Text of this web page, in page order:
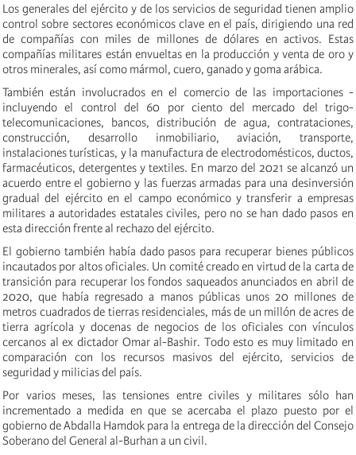
Los generales del ejército y de los servicios de seguridad tienen amplio
control sobre sectores económicos clave en el país, dirigiendo una red
de compañías con miles de millones de dólares en activos. Estas
compañías militares están envueltas en la producción y venta de oro y
otros minerales, así como mármol, cuero, ganado y goma arábica.
También están involucrados en el comercio de las importaciones -
incluyendo el control del 60 por ciento del mercado del trigo-
telecomunicaciones, bancos, distribución de agua, contrataciones,
construcción, desarrollo inmobiliario, aviación, transporte,
instalaciones turísticas, y la manufactura de electrodomésticos, ductos,
farmacéuticos, detergentes y textiles. En marzo del 2021 se alcanzó un
acuerdo entre el gobierno y las fuerzas armadas para una desinversión
gradual del ejército en el campo económico y transferir a empresas
militares a autoridades estatales civiles, pero no se han dado pasos en
esta dirección frente al rechazo del ejército.
El gobierno también había dado pasos para recuperar bienes públicos
incautados por altos oficiales. Un comité creado en virtud de la carta de
transición para recuperar los fondos saqueados anunciados en abril de
2020, que había regresado a manos públicas unos 20 millones de
metros cuadrados de tierras residenciales, más de un millón de acres de
tierra agrícola y docenas de negocios de los oficiales con vínculos
cercanos al ex dictador Omar al-Bashir. Todo esto es muy limitado en
comparación con los recursos masivos del ejército, servicios de
seguridad y milicias del país.
Por varios meses, las tensiones entre civiles y militares sólo han
incrementado a medida en que se acercaba el plazo puesto por el
gobierno de Abdalla Hamdok para la entrega de la dirección del Consejo
Soberano del General al-Burhan a un civil.